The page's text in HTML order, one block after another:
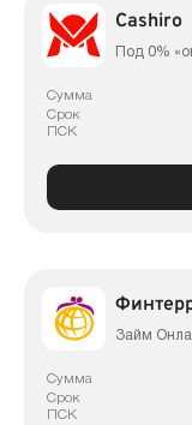
Cashiro
Под 0%
Сумма
Срок
ПСК
Займ
Сумма
Срок
ПСК